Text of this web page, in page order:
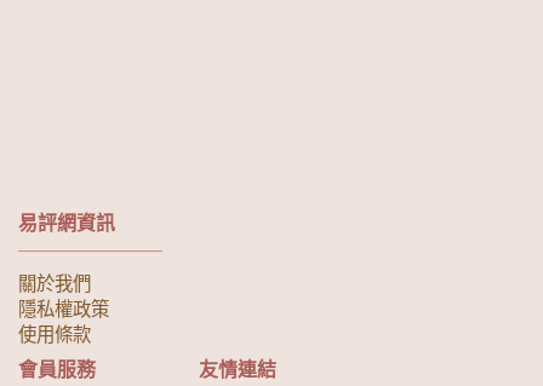
易評網資訊
關於我們
隱私權政策
使用條款
會員服務 友情連結